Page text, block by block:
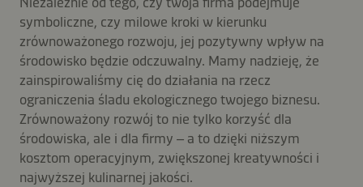
symboliczne, czy milowe kroki w kierunku
zrównoważonego rozwoju, jej pozytywny wpływ na
środowisko będzie odczuwalny. Mamy nadzieję, że
zainspirowaliśmy cię do działania na rzecz
ograniczenia śladu ekologicznego twojego biznesu.
Zrównoważony rozwój to nie tylko korzyść dla
środowiska, ale i dla firmy – a to dzięki niższym
kosztom operacyjnym, zwiększonej kreatywności i
najwyższej kulinarnej jakości.